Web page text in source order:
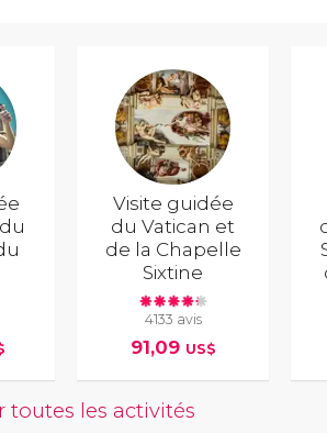
Visite guidée
du Vatican et
de la Chapelle
Sixtine
4133 avis
91,09 US$
toutes les activités